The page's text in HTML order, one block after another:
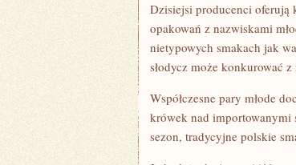
Dzisiejsi producenci
opakowań z nazwiskami
nietypowych smakach jak
słodycz może konkurować
Współczesne pary młode
krówek nad importowanymi
sezon, tradycyjne polskie